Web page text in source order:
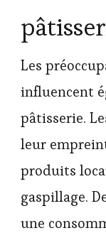
Les
influencent
pâtisserie.
leur
produits
gaspillage.
une